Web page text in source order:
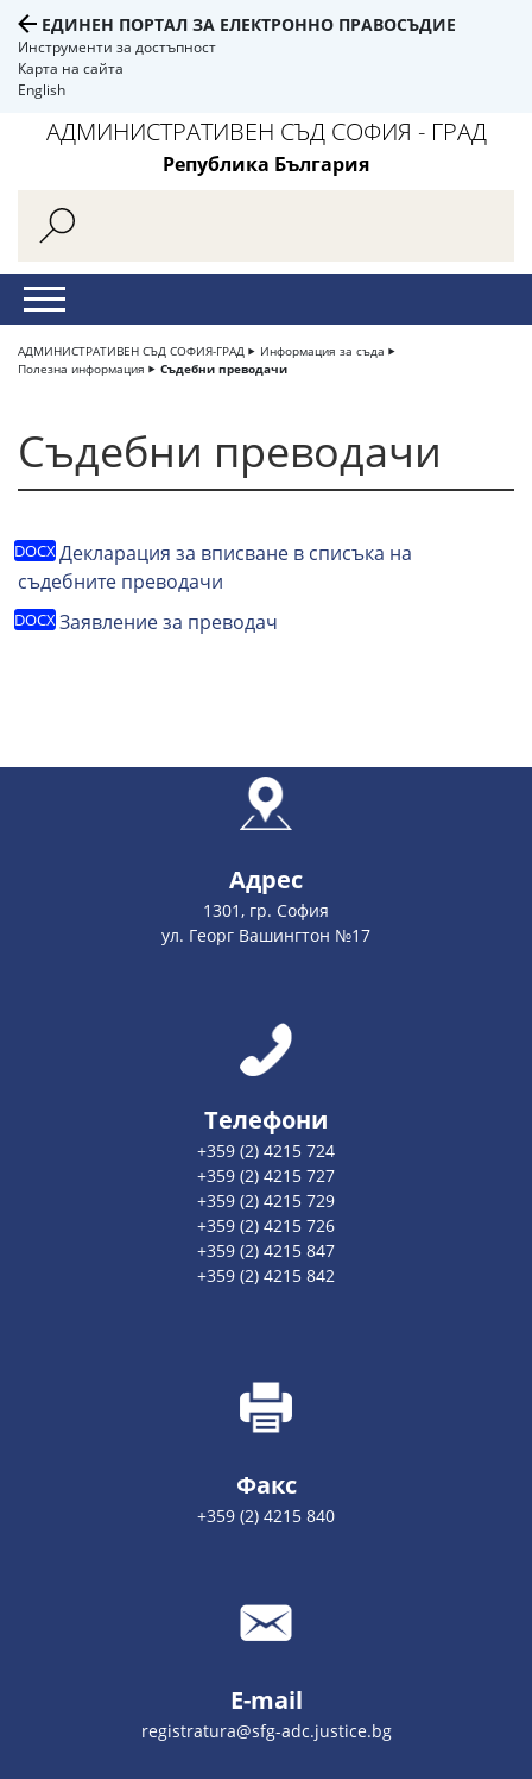
ЕДИНЕН ПОРТАЛ ЗА ЕЛЕКТРОННО ПРАВОСЪДИЕ
Инструменти за достъпност
Карта на сайта
English
АДМИНИСТРАТИВЕН СЪД СОФИЯ - ГРАД
Република България
АДМИНИСТРАТИВЕН СЪД СОФИЯ-ГРАД
Информация за съда
Полезна информация
Съдебни преводачи
Съдебни преводачи
Декларация за вписване в списъка на
съдебните преводачи
Заявление за преводач
Адрес
1301, гр. София
ул. Георг Вашингтон №17
Телефони
+359 (2) 4215 724
+359 (2) 4215 727
+359 (2) 4215 729
+359 (2) 4215 726
+359 (2) 4215 847
+359 (2) 4215 842
Факс
+359 (2) 4215 840
E-mail
registratura@sfg-adc.justice.bg